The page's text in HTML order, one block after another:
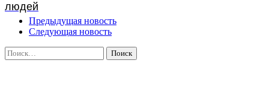
людей
Предыдущая новость
Следующая новость
Найти: